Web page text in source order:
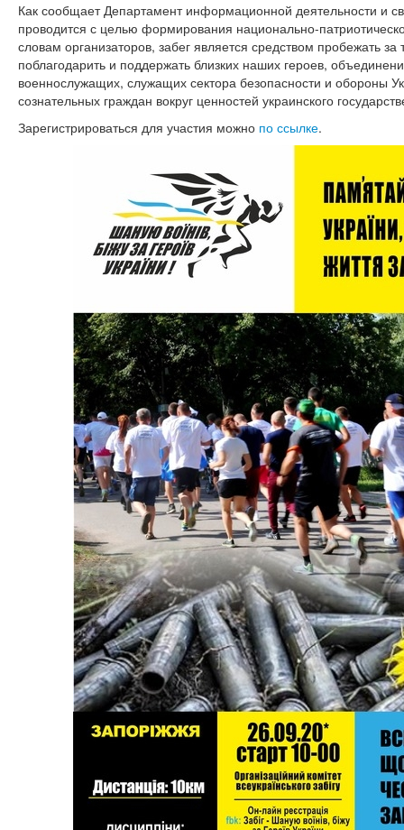
Как сообщает Департамент информационной деятельности и
проводится с целью формирования национально-
словам организаторов, забег является средством пробежать
поблагодарить и поддержать близких наших героев,
военнослужащих, служащих сектора безопасности и обороны
сознательных граждан вокруг ценностей украинского
Зарегистрироваться для участия можно по ссылке.